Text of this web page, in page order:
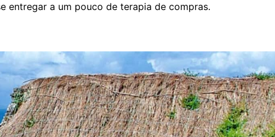
entregar a um pouco de terapia de compras.